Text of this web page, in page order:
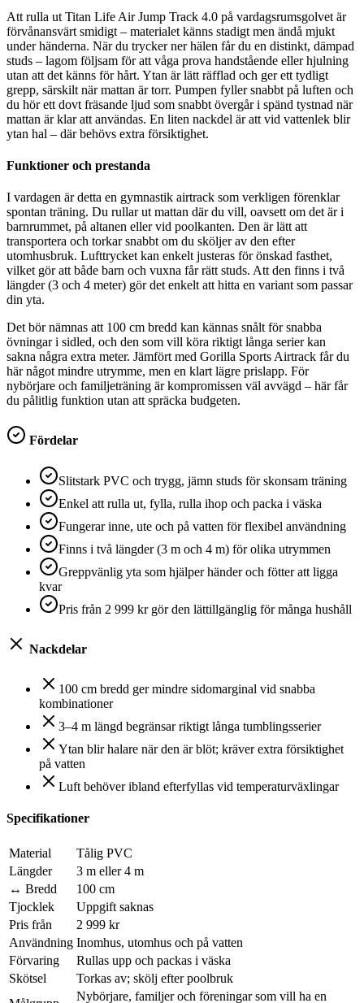
Att rulla ut Titan Life Air Jump Track 4.0 på vardagsrumsgolvet är
förvånansvärt smidigt – materialet känns stadigt men ändå mjukt
under händerna. När du trycker ner hälen får du en distinkt, dämpad
studs – lagom följsam för att våga prova handstående eller hjulning
utan att det känns för hårt. Ytan är lätt räfflad och ger ett tydligt
grepp, särskilt när mattan är torr. Pumpen fyller snabbt på luften och
du hör ett dovt fräsande ljud som snabbt övergår i spänd tystnad när
mattan är klar att användas. En liten nackdel är att vid vattenlek blir
ytan hal – där behövs extra försiktighet.
Funktioner och prestanda
I vardagen är detta en gymnastik airtrack som verkligen förenklar
spontan träning. Du rullar ut mattan där du vill, oavsett om det är i
barnrummet, på altanen eller vid poolkanten. Den är lätt att
transportera och torkar snabbt om du sköljer av den efter
utomhusbruk. Lufttrycket kan enkelt justeras för önskad fasthet,
vilket gör att både barn och vuxna får rätt studs. Att den finns i två
längder (3 och 4 meter) gör det enkelt att hitta en variant som passar
din yta.
Det bör nämnas att 100 cm bredd kan kännas snålt för snabba
övningar i sidled, och den som vill köra riktigt långa serier kan
sakna några extra meter. Jämfört med Gorilla Sports Airtrack får du
här något mindre utrymme, men en klart lägre prislapp. För
nybörjare och familjeträning är kompromissen väl avvägd – här får
du pålitlig funktion utan att spräcka budgeten.
Fördelar
Slitstark PVC och trygg, jämn studs för skonsam träning
Enkel att rulla ut, fylla, rulla ihop och packa i väska
Fungerar inne, ute och på vatten för flexibel användning
Finns i två längder (3 m och 4 m) för olika utrymmen
Greppvänlig yta som hjälper händer och fötter att ligga
kvar
Pris från 2 999 kr gör den lättillgänglig för många hushåll
Nackdelar
100 cm bredd ger mindre sidomarginal vid snabba
kombinationer
3–4 m längd begränsar riktigt långa tumblingsserier
Ytan blir halare när den är blöt; kräver extra försiktighet
på vatten
Luft behöver ibland efterfyllas vid temperaturväxlingar
Specifikationer
Material
Tålig PVC
Längder
3 m eller 4 m
↔ Bredd
100 cm
Tjocklek
Uppgift saknas
Pris från
2 999 kr
Användning Inomhus, utomhus och på vatten
Förvaring
Rullas upp och packas i väska
Skötsel
Torkas av; skölj efter poolbruk
Nybörjare, familjer och föreningar som vill ha en